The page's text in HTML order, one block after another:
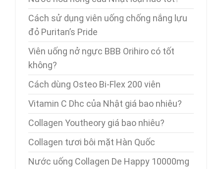
Cách sử dụng viên uống chống nắng lựu
đỏ Puritan’s Pride
Viên uống nở ngực BBB Orihiro có tốt
không?
Cách dùng Osteo Bi-Flex 200 viên
Vitamin C Dhc của Nhật giá bao nhiêu?
Collagen Youtheory giá bao nhiêu?
Collagen tươi bôi mặt Hàn Quốc
Nước uống Collagen De Happy 10000mg